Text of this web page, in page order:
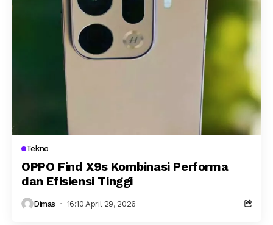
Tekno
OPPO Find X9s Kombinasi Performa
dan Efisiensi Tinggi
Dimas 16:10 April 29, 2026